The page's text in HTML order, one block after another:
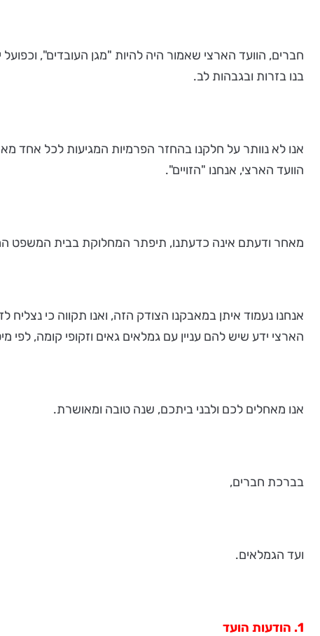
חברים, הוועד הארצי שאמור היה להיות "מגן העובדים",
בנו בזרות ובגבהות לב.
אנו לא נוותר על חלקנו בהחזר הפרמיות המגיעות לכל אחד
הוועד הארצי, אנחנו "הזויים".
מאחר ודעתם אינה כדעתנו, תיפתר המחלוקת בבית המשפט
אנחנו נעמוד איתן במאבקנו הצודק הזה, ואנו תקווה כי
הארצי ידע שיש להם עניין עם גמלאים גאים וזקופי קומה, לפי
אנו מאחלים לכם ולבני ביתכם, שנה טובה ומאושרת.
בברכת חברים,
ועד הגמלאים.
1. הודעות הועד